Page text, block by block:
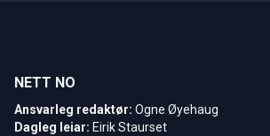
NETT NO
Ansvarleg redaktør: Ogne Øyehaug
Dagleg leiar: Eirik Staurset